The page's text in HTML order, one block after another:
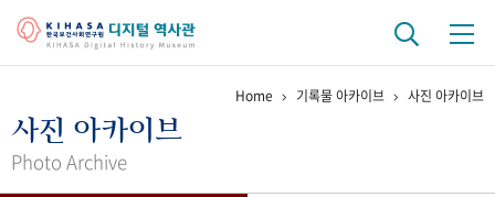
걸어온 길 기관 변천사
Home 기록물 아카이브 사진 아카이브
사진 아카이브
Photo Archive